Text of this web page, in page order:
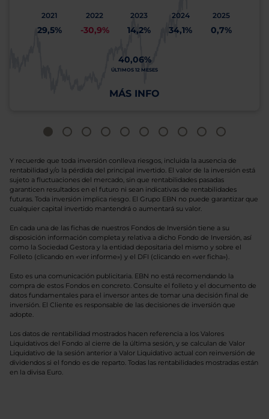
2021
29,5%
2022
-30,9%
2023
14,2%
2024
34,1%
2025
0,7%
40,06%
ÚLTIMOS 12 MESES
MÁS INFO
Y recuerde que toda inversión conlleva riesgos, incluida la ausencia de
rentabilidad y/o la pérdida del principal invertido. El valor de la inversión está
sujeto a fluctuaciones del mercado, sin que rentabilidades pasadas
garanticen resultados en el futuro ni sean indicativas de rentabilidades
futuras. Toda inversión implica riesgo. El Grupo EBN no puede garantizar que
cualquier capital invertido mantendrá o aumentará su valor.
En cada una de las fichas de nuestros Fondos de Inversión tiene a su
disposición información completa y relativa a dicho Fondo de Inversión, así
como la Sociedad Gestora y la entidad depositaria del mismo y sobre el
Folleto (clicando en «ver informe») y el DFI (clicando en «ver ficha»).
Esto es una comunicación publicitaria. EBN no está recomendando la
compra de estos Fondos en concreto. Consulte el folleto y el documento de
datos fundamentales para el inversor antes de tomar una decisión final de
inversión. El Cliente es responsable de las decisiones de inversión que
adopte.
Los datos de rentabilidad mostrados hacen referencia a los Valores
Liquidativos del Fondo al cierre de la última sesión, y se calculan de Valor
Liquidativo de la sesión anterior a Valor Liquidativo actual con reinversión de
dividendos si el fondo es de reparto. Todas las rentabilidades mostradas están
en la divisa Euro.